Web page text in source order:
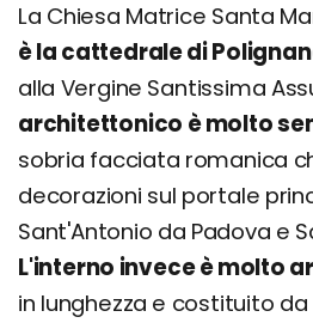
La Chiesa Matrice Santa
è la cattedrale di
alla Vergine Santissima
architettonico è molto
sobria facciata romanica
decorazioni sul portale
Sant'Antonio da Padova e
L'interno invece è molto
in lunghezza e costituito